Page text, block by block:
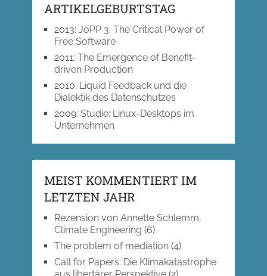
ARTIKELGEBURTSTAG
2013: JoPP 3: The Critical Power of
Free Software
2011: The Emergence of Benefit-
driven Production
2010: Liquid Feedback und die
Dialektik des Datenschutzes
2009: Studie: Linux-Desktops im
Unternehmen
MEIST KOMMENTIERT IM
LETZTEN JAHR
Rezension von Annette Schlemm,
Climate Engineering (6)
The problem of mediation(4)
Call for Papers: Die Klimakatastrophe